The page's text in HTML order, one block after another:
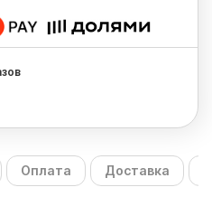
Оплата Доставка